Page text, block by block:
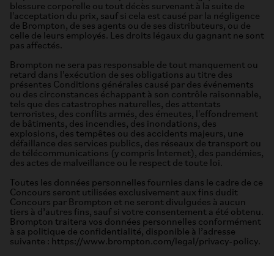
blessure corporelle ou tout décès survenant à la suite de
l'acceptation du prix, sauf si cela est causé par la négligence
de Brompton, de ses agents ou de ses distributeurs, ou de
celle de leurs employés. Les droits légaux du gagnant ne sont
pas affectés.
Brompton ne sera pas responsable de tout manquement ou
retard dans l'exécution de ses obligations au titre des
présentes Conditions générales causé par des événements
ou des circonstances échappant à son contrôle raisonnable,
tels que des catastrophes naturelles, des attentats
terroristes, des conflits armés, des émeutes, l'effondrement
de bâtiments, des incendies, des inondations, des
explosions, des tempêtes ou des accidents majeurs, une
défaillance des services publics, des réseaux de transport ou
de télécommunications (y compris Internet), des pandémies,
des actes de malveillance ou le respect de toute loi.
Toutes les données personnelles fournies dans le cadre de ce
Concours seront utilisées exclusivement aux fins dudit
Concours par Brompton et ne seront divulguées à aucun
tiers à d’autres fins, sauf si votre consentement a été obtenu.
Brompton traitera vos données personnelles conformément
à sa politique de confidentialité, disponible à l’adresse
suivante : https://www.brompton.com/legal/privacy-policy.